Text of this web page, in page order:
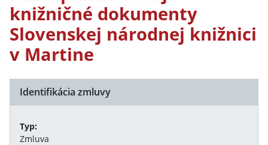
knižničné dokumenty
Slovenskej národnej knižnici
v Martine
Identifikácia zmluvy
Typ:
Zmluva